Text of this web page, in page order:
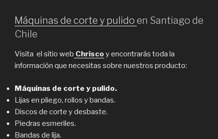
Máquinas de corte y pulido en Santiago de
Chile
Visita el sitio web Chrisco y encontrarás toda la
información que necesitas sobre nuestros producto:
Máquinas de corte y pulido.
Lijas en pliego, rollos y bandas.
Discos de corte y desbaste.
Piedras esmeriles.
Bandas de lija.